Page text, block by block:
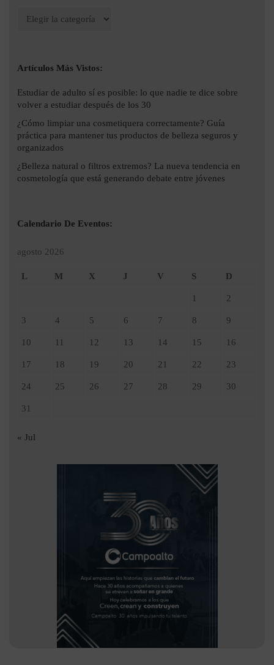
Artículos Más Vistos:
Estudiar de adulto sí es posible: lo que nadie te dice sobre
volver a estudiar después de los 30
¿Cómo limpiar una cosmetiquera correctamente? Guía
práctica para mantener tus productos de belleza seguros y
organizados
¿Belleza natural o filtros extremos? La nueva tendencia en
cosmetología que está generando debate entre jóvenes
Calendario De Eventos:
agosto 2026
L M X J V S D
1 2
3 4 5 6 7 8 9
10 11 12 13 14 15 16
17 18 19 20 21 22 23
24 25 26 27 28 29 30
31
« Jul